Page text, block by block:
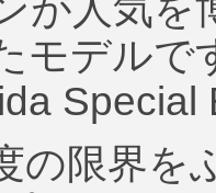
が人気
モデルで
の限界を